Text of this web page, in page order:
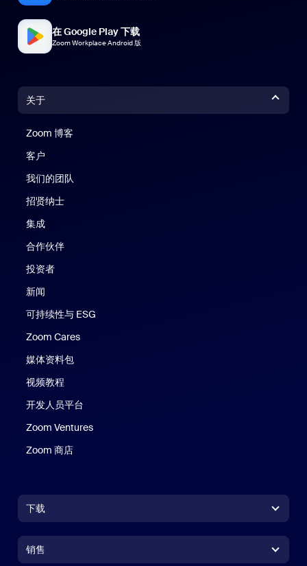
在 Google Play 下载
Zoom Workplace Android 版
关于
Zoom 博客
客户
我们的团队
招贤纳士
集成
合作伙伴
投资者
新闻
可持续性与 ESG
Zoom Cares
媒体资料包
视频教程
开发人员平台
Zoom Ventures
Zoom 商店
下载
销售